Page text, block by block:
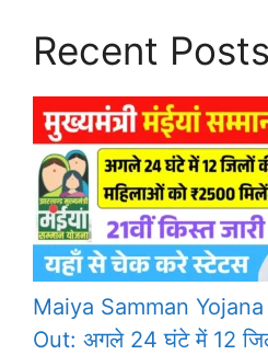
Recent Posts
Maiya Samman
Out: अगले 24 घंटे में 12